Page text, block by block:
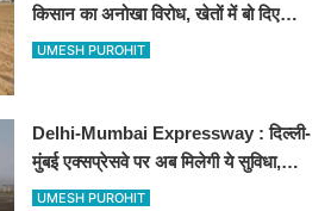
किसान का अनोखा विरोध, खेतों में बो दिए
500-500 रुपए के नोट, वीडियो वायरल
UMESH PUROHIT
Delhi-Mumbai Expressway : दिल्ली-
मुंबई एक्सप्रेसवे पर अब मिलेगी ये सुविधा,
हेलीकॉप्टर सर्विस से तुरंत घायल पहुंचेगा
UMESH PUROHIT